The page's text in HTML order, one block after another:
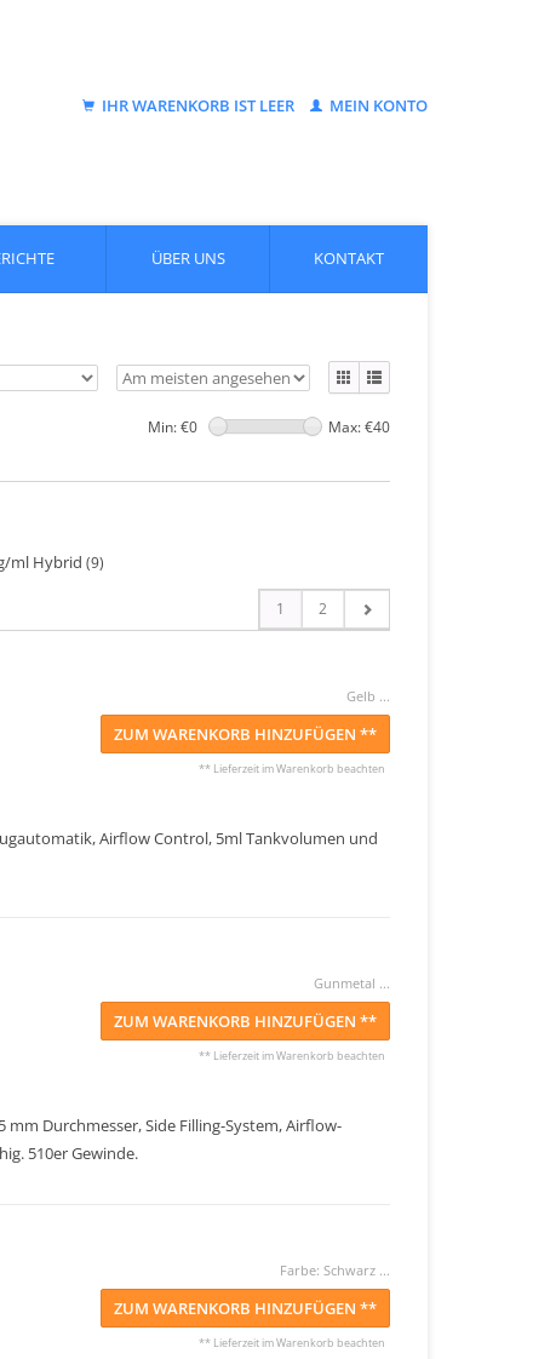
IHR WARENKORB IST LEER MEIN KONTO
ÜBER UNS KONTAKT
Min: €0 Max: €40
ml Hybrid (9)
1 2
Gelb ...
ZUM WARENKORB HINZUFÜGEN **
** Lieferzeit im Warenkorb beachten
Airflow Control, 5ml Tankvolumen und
Gunmetal ...
ZUM WARENKORB HINZUFÜGEN **
** Lieferzeit im Warenkorb beachten
mm Durchmesser, Side Filling-System, Airflow-
510er Gewinde.
Farbe: Schwarz ...
ZUM WARENKORB HINZUFÜGEN **
** Lieferzeit im Warenkorb beachten